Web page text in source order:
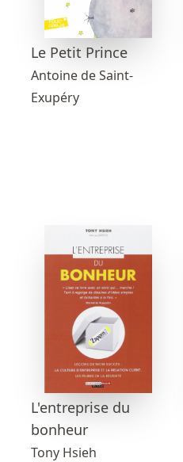
Le Petit Prince
Antoine de Saint-
Exupéry
L'entreprise du
bonheur
Tony Hsieh